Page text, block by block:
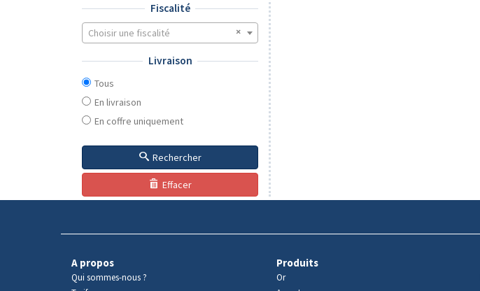
Fiscalité
Choisir une fiscalité
Livraison
Tous
En livraison
En coffre uniquement
Rechercher
Effacer
A propos
Qui sommes-nous ?
Produits
Or